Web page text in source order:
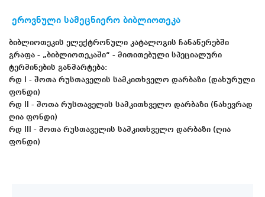
ეროვნული სამეცნიერო ბიბლიოთეკა
ბიბლიოთეკის ელექტრონული კატალოგის ჩანაწერებში
გრაფა - „ბიბლიოთეკაში“ - მითითებული სპეციალური
ტერმინების განმარტება:
რდ I - შოთა რუსთაველის სამკითხველო დარბაზი (დახურული
ფონდი)
რდ II - შოთა რუსთაველის სამკითხველო დარბაზი (ნახევრად
ღია ფონდი)
რდ III - შოთა რუსთაველის სამკითხველო დარბაზი (ღია
ფონდი)